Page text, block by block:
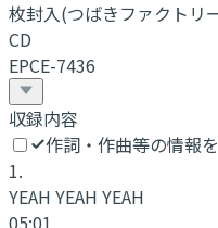
枚封入(つばきファクトリ
CD
EPCE-7436
収録内容
作詞・作曲等の情報
1.
YEAH YEAH YEAH
05:01